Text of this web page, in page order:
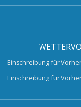
Einschreibung für
Einschreibung für